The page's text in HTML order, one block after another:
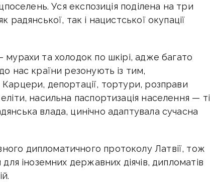
Уся експозиція поділена на три
радянської, так і нацистської окупації
та холодок по шкірі, адже багато
нас країни резонують із тим,
депортації, тортури, розправи
насильна паспортизація населення — ті
влада, цинічно адаптувала сучасна
дипломатичного протоколу Латвії, тож
іноземних державних діячів, дипломатів